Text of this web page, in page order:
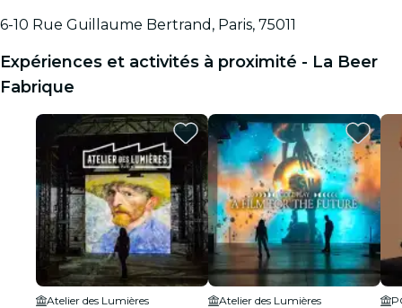
6-10 Rue Guillaume Bertrand, Paris, 75011
Expériences et activités à proximité - La Beer
Fabrique
Atelier des Lumières
Atelier des Lumières